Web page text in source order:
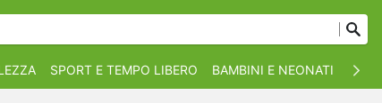
SPORT E TEMPO LIBERO BAMBINI E NEONATI